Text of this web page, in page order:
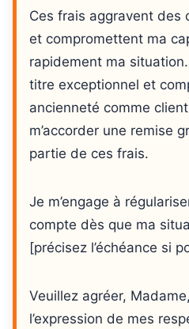
Ces frais aggravent des
et compromettent ma
rapidement ma
titre exceptionnel et
ancienneté comme
m’accorder une remise
partie de ces frais.
Je m’engage à
compte dès que ma
[précisez l’échéance si
Veuillez agréer,
l’expression de mes